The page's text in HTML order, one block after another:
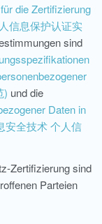
die Zertifizierung
信息保护认证实
sind
) und die
Daten in
安全技术 个人信
Zertifizierung sind
Parteien